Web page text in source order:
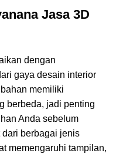
Jasa 3D
dengan
gaya desain interior
memiliki
berbeda, jadi penting
Anda sebelum
dari berbagai jenis
memengaruhi tampilan,